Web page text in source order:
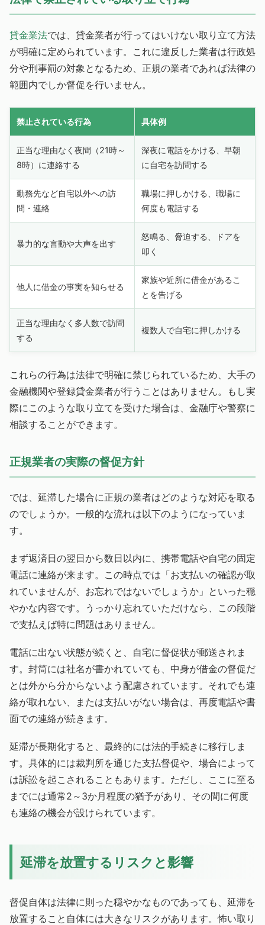
貸金業法では、貸金業者が行ってはいけない取り立て方法
が明確に定められています。これに違反した業者は行政処
分や刑事罰の対象となるため、正規の業者であれば法律の
範囲内でしか督促を行いません。
禁止されている行為 具体例
正当な理由なく夜間（21時～
8時）に連絡する
深夜に電話をかける、早朝
に自宅を訪問する
勤務先など自宅以外への訪
問・連絡
職場に押しかける、職場に
何度も電話する
暴力的な言動や大声を出す
怒鳴る、脅迫する、ドアを
叩く
他人に借金の事実を知らせる
家族や近所に借金があるこ
とを告げる
正当な理由なく多人数で訪問
する
複数人で自宅に押しかける
これらの行為は法律で明確に禁じられているため、大手の
金融機関や登録貸金業者が行うことはありません。もし実
際にこのような取り立てを受けた場合は、金融庁や警察に
相談することができます。
正規業者の実際の督促方針
では、延滞した場合に正規の業者はどのような対応を取る
のでしょうか。一般的な流れは以下のようになっていま
す。
まず返済日の翌日から数日以内に、携帯電話や自宅の固定
電話に連絡が来ます。この時点では「お支払いの確認が取
れていませんが、お忘れではないでしょうか」といった穏
やかな内容です。うっかり忘れていただけなら、この段階
で支払えば特に問題はありません。
電話に出ない状態が続くと、自宅に督促状が郵送されま
す。封筒には社名が書かれていても、中身が借金の督促だ
とは外から分からないよう配慮されています。それでも連
絡が取れない、または支払いがない場合は、再度電話や書
面での連絡が続きます。
延滞が長期化すると、最終的には法的手続きに移行しま
す。具体的には裁判所を通じた支払督促や、場合によって
は訴訟を起こされることもあります。ただし、ここに至る
までには通常2～3か月程度の猶予があり、その間に何度
も連絡の機会が設けられています。
延滞を放置するリスクと影響
督促自体は法律に則った穏やかなものであっても、延滞を
放置すること自体には大きなリスクがあります。怖い取り